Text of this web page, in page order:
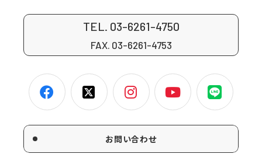
TEL. 03-6261-4750
FAX. 03-6261-4753
お問い合わせ